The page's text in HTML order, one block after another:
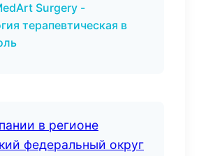
Surgery -
терапевтическая в
в регионе
федеральный округ